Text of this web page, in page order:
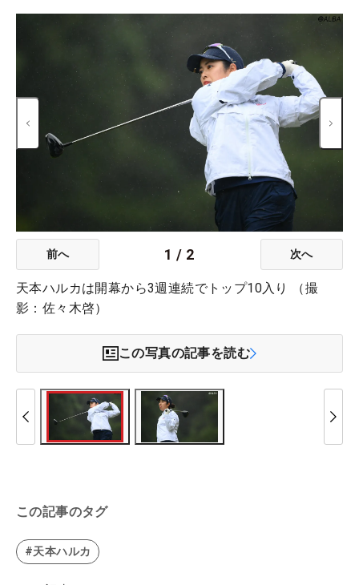
前へ 1 / 2 次へ
天本ハルカは開幕から3週連続でトップ10入り （撮
影：佐々木啓）
この写真の記事を読む
この記事のタグ
#天本ハルカ